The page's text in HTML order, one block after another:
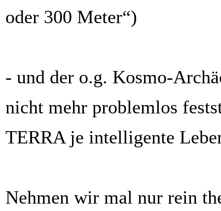
oder 300 Meter“)
- und der o.g. Kosmo-
nicht mehr problemlos
TERRA je intelligente
Nehmen wir mal nur rein